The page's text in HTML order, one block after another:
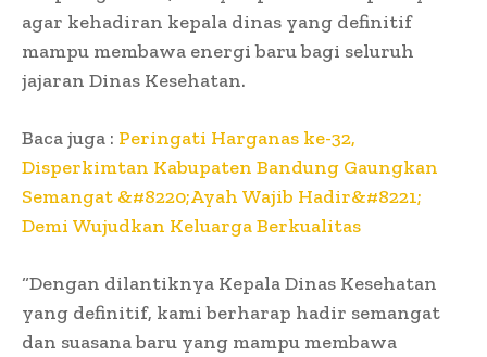
agar kehadiran kepala dinas yang definitif
mampu membawa energi baru bagi seluruh
jajaran Dinas Kesehatan.
Baca juga : Peringati Harganas ke-32,
Disperkimtan Kabupaten Bandung Gaungkan
Semangat &#8220;Ayah Wajib Hadir&#8221;
Demi Wujudkan Keluarga Berkualitas
“Dengan dilantiknya Kepala Dinas Kesehatan
yang definitif, kami berharap hadir semangat
dan suasana baru yang mampu membawa